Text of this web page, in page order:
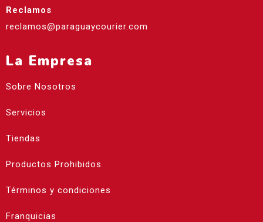
Reclamos
reclamos@paraguaycourier.com
La Empresa
Sobre Nosotros
Servicios
Tiendas
Productos Prohibidos
Términos y condiciones
Franquicias